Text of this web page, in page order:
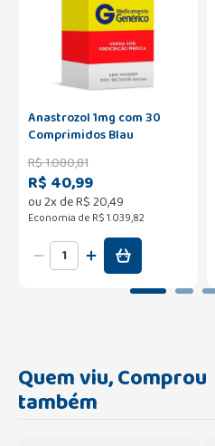
Anastrozol 1mg com 30
Comprimidos Blau
R$1.080,81
R$ 40,99
ou2x deR$20,49
Economia de R$ 1.039,82
Quem viu, Comprou
também